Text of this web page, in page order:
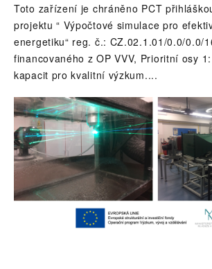
Toto zařízení je chráněno PCT
projektu “ Výpočtové simulace pro
energetiku“ reg. č.: CZ.02.1.01/0.0/0.0/
financovaného z OP VVV, Prioritní osy
kapacit pro kvalitní výzkum....